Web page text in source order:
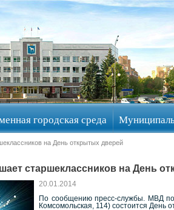
городская среда
на День открытых дверей
старшеклассников на День
20.01.2014
По сообщению пресс-службы. МВД
Комсомольская, 114) состоится День